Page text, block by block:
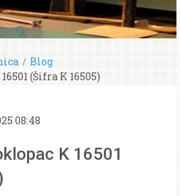
Blog
(Šifra K 16505)
08:48
K 16501